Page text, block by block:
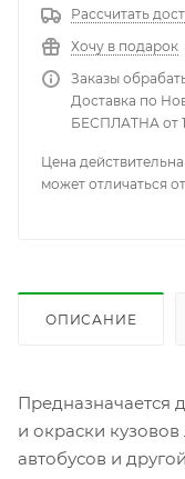
Рассчитать
Хочу в подарок
Заказы
Доставка по
БЕСПЛАТНА от
Цена
может отличаться
ОПИСАНИЕ
Предназначается
и окраски
автобусов и